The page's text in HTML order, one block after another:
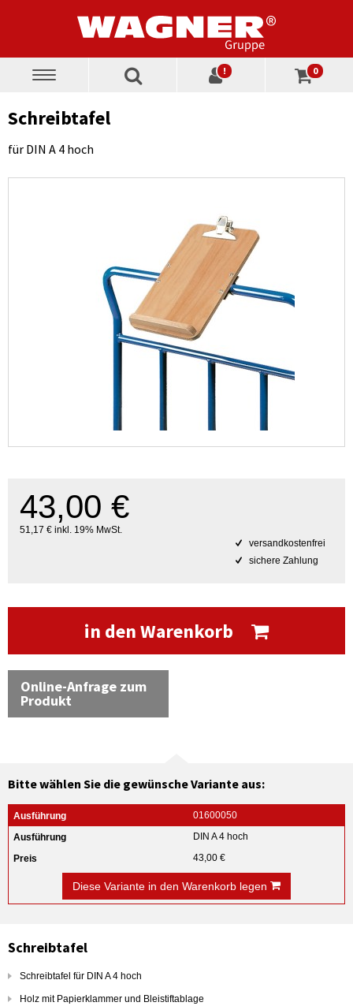
Toggle
! 0
Schreibtafel
für DIN A 4 hoch
43,00 €
51,17 € inkl. 19% MwSt.
versandkostenfrei
sichere Zahlung
in den Warenkorb
Online-Anfrage zum
Produkt
Bitte wählen Sie die gewünsche Variante aus:
01600050
DIN A 4 hoch
43,00 €
Diese Variante in den Warenkorb legen
Schreibtafel
Schreibtafel für DIN A 4 hoch
Holz mit Papierklammer und Bleistiftablage